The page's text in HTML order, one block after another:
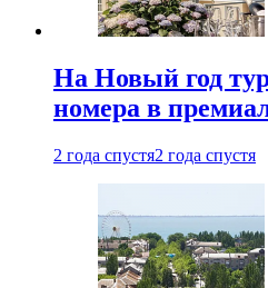
На Новый год
номера в
2 года спустя2 года спустя